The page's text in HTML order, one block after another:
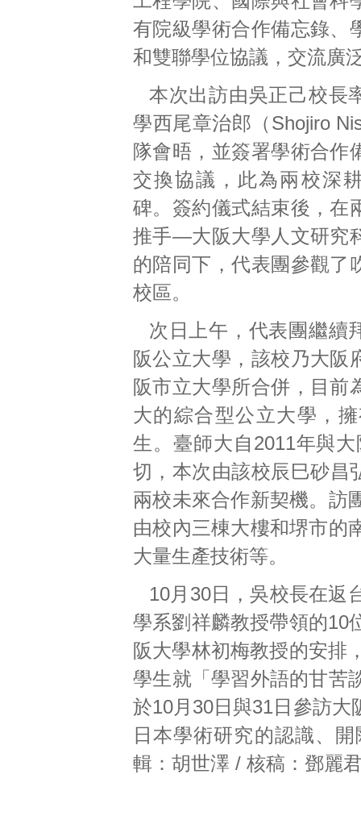
有院級學術合作備忘錄、
和雙聯學位協議，交流廣
本次出訪由吳正己校長
學西尾章治郎（Shojiro
隊會晤，並簽署學術合作
交換協議，此為兩校深
碑。簽約儀式結束後，在
推手—大阪大學人文研究
的陪同下，代表團參觀了
校區。
次日上午，代表團繼續
阪公立大學，該校乃大阪
阪市立大學所合併，目前
大的綜合型公立大學，
生。臺師大自2011年與
切，本次由該校辰巳砂昌
兩校未來合作新契機。訪
由校內三棟大樓和堺市的
大量生產技術等。
10月30日，吳校長在返
學系劉祥麟教授帶領的10
阪大學林初梅教授的安排
學生就「學習外語的甘苦
於10月30日與31日參訪
日本學術研究的認識、
輯：胡世澤 / 核稿：鄧麗